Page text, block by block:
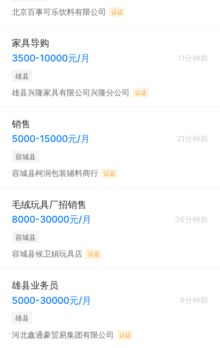
北京百事可乐饮料有限公司 认证
家具导购
3500-10000元/月
11分钟前
雄县
雄县兴隆家具有限公司兴隆分公司 认证
销售
5000-15000元/月
21分钟前
容城县
容城县柯润包装辅料商行 认证
毛绒玩具厂招销售
8000-30000元/月
36分钟前
容城县
容城县候卫娟玩具店 认证
雄县业务员
5000-30000元/月
8分钟前
雄县
河北鑫通豪贸易集团有限公司 认证